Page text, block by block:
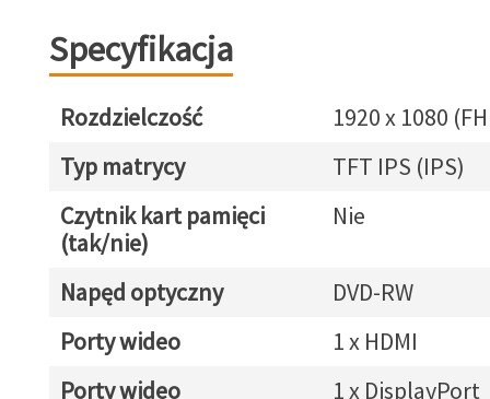
Specyfikacja
Rozdzielczość
1920 x 1080
Typ matrycy
TFT IPS (IPS)
Czytnik kart pamięci
(tak/nie)
Nie
Napęd optyczny
DVD-RW
Porty wideo
1 x HDMI
Porty wideo
1 x DisplayPort